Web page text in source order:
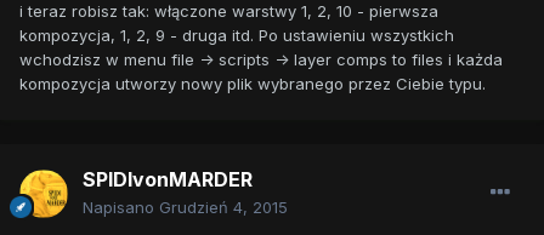
i teraz robisz tak: włączone warstwy 1, 2, 10 - pierwsza
kompozycja, 1, 2, 9 - druga itd. Po ustawieniu wszystkich
wchodzisz w menu file -> scripts -> layer comps to files i każda
kompozycja utworzy nowy plik wybranego przez Ciebie typu.
SPIDIvonMARDER
Napisano Grudzień 4, 2015